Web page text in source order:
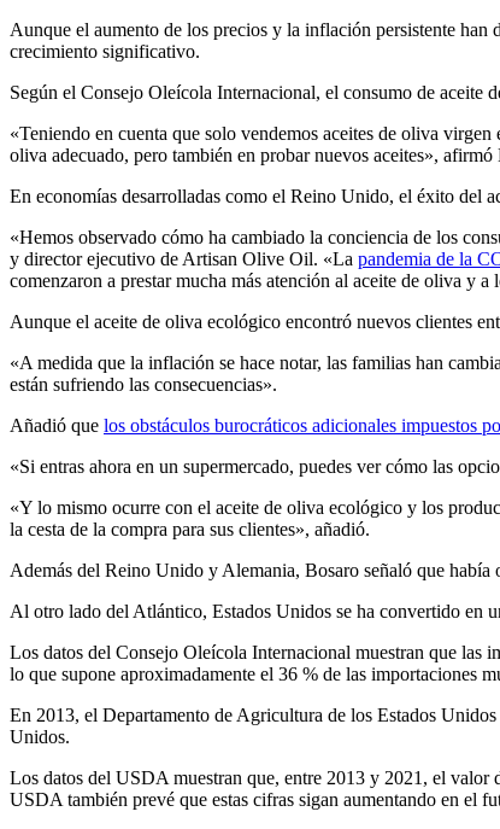
Aunque el aumento de los precios y la inflación persistente han
crecimiento significativo.
Según el Consejo Oleícola Internacional, el consumo de aceite
«Teniendo en cuenta que solo vendemos aceites de oliva
oliva adecuado, pero también en probar nuevos aceites», afirmó
En economías desarrolladas como el Reino Unido, el éxito del
«Hemos observado cómo ha cambiado la conciencia de los
y director ejecutivo de Artisan Olive Oil. «La pandemia de la
comenzaron a prestar mucha más atención al aceite de oliva y a
Aunque el aceite de oliva ecológico encontró nuevos clientes
«A medida que la inflación se hace notar, las familias han
están sufriendo las consecuencias».
Añadió que los obstáculos burocráticos adicionales impuestos
«Si entras ahora en un supermercado, puedes ver cómo las
«Y lo mismo ocurre con el aceite de oliva ecológico y los
la cesta de la compra para sus clientes», añadió.
Además del Reino Unido y Alemania, Bosaro señaló que había
Al otro lado del Atlántico, Estados Unidos se ha convertido en
Los datos del Consejo Oleícola Internacional muestran que las
lo que supone aproximadamente el 36 % de las importaciones
En 2013, el Departamento de Agricultura de los Estados
Unidos.
Los datos del USDA muestran que, entre 2013 y 2021, el valor
USDA también prevé que estas cifras sigan aumentando en el